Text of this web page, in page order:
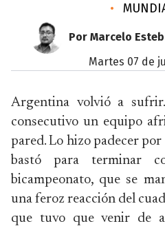
•
Por Marcelo
martes 07 de
Argentina volvió a
consecutivo un equipo
pared. Lo hizo padecer
bastó para terminar
bicampeonato, que se
una feroz reacción del
que tuvo que venir de